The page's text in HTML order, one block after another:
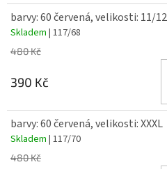
barvy: 60 červená, velikosti: 11/12
Skladem | 117/68
480 Kč
390 Kč
barvy: 60 červená, velikosti: XXXL
Skladem | 117/70
480 Kč